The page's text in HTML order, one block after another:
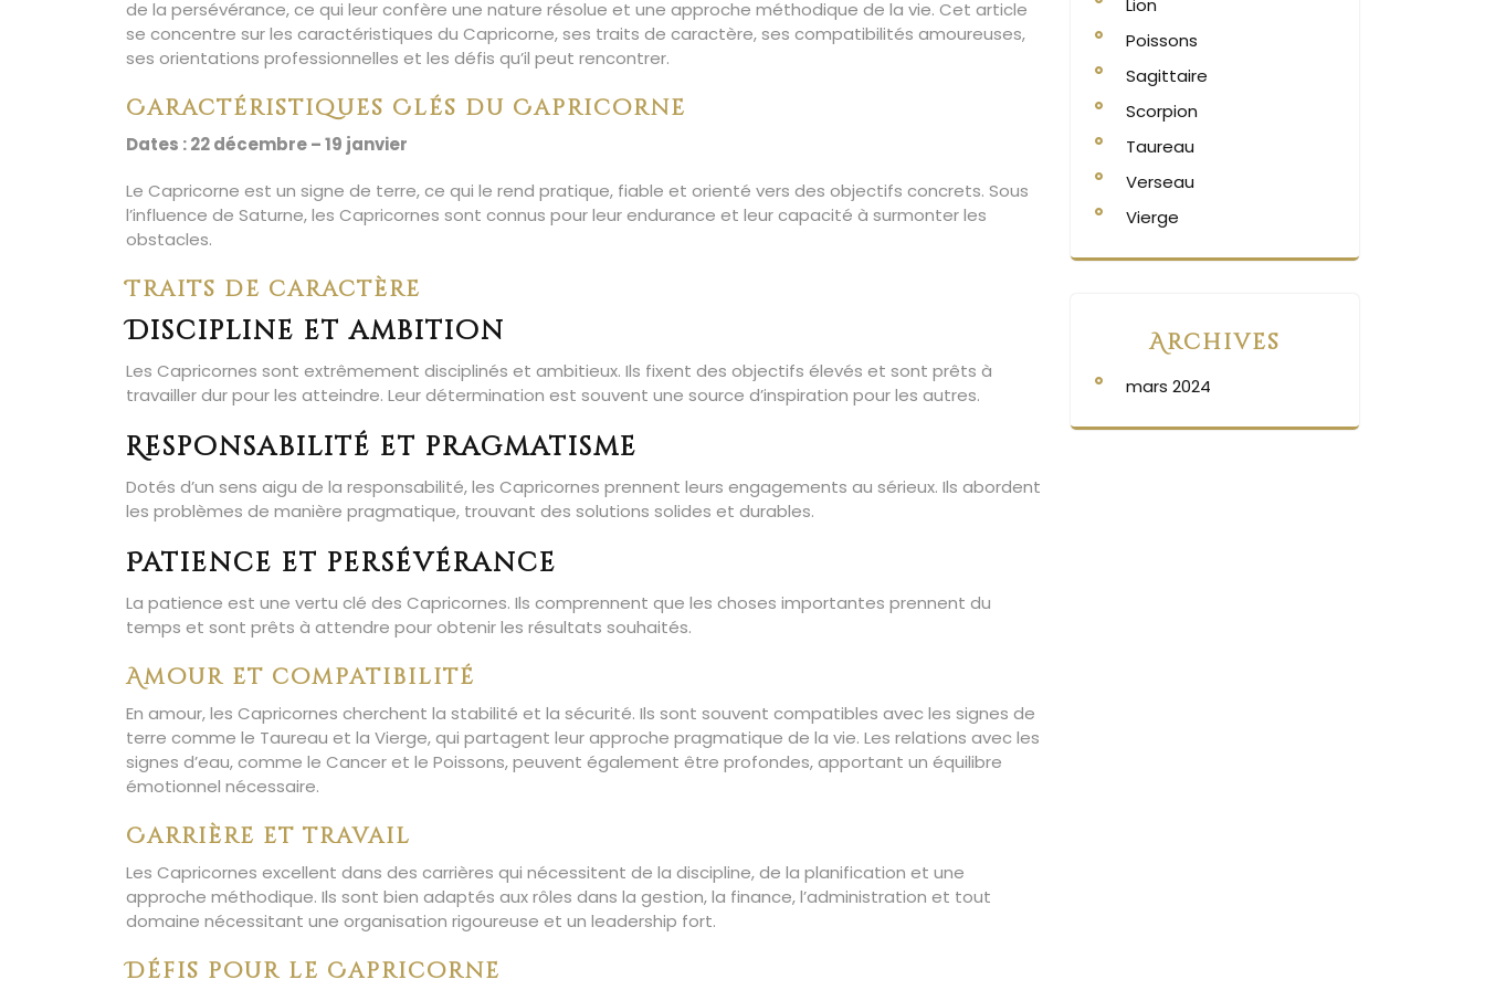
de la persévérance, ce qui leur confère une nature résolue et une approche méthodique de la vie. Cet article
se concentre sur les caractéristiques du Capricorne, ses traits de caractère, ses compatibilités amoureuses,
ses orientations professionnelles et les défis qu’il peut rencontrer.
Caractéristiques Clés du Capricorne
Dates : 22 décembre – 19 janvier
Le Capricorne est un signe de terre, ce qui le rend pratique, fiable et orienté vers des objectifs concrets. Sous
l’influence de Saturne, les Capricornes sont connus pour leur endurance et leur capacité à surmonter les
obstacles.
Traits de caractère
Discipline et ambition
Les Capricornes sont extrêmement disciplinés et ambitieux. Ils fixent des objectifs élevés et sont prêts à
travailler dur pour les atteindre. Leur détermination est souvent une source d’inspiration pour les autres.
Responsabilité et pragmatisme
Dotés d’un sens aigu de la responsabilité, les Capricornes prennent leurs engagements au sérieux. Ils abordent
les problèmes de manière pragmatique, trouvant des solutions solides et durables.
Patience et persévérance
La patience est une vertu clé des Capricornes. Ils comprennent que les choses importantes prennent du
temps et sont prêts à attendre pour obtenir les résultats souhaités.
Amour et compatibilité
En amour, les Capricornes cherchent la stabilité et la sécurité. Ils sont souvent compatibles avec les signes de
terre comme le Taureau et la Vierge, qui partagent leur approche pragmatique de la vie. Les relations avec les
signes d’eau, comme le Cancer et le Poissons, peuvent également être profondes, apportant un équilibre
émotionnel nécessaire.
Carrière et travail
Les Capricornes excellent dans des carrières qui nécessitent de la discipline, de la planification et une
approche méthodique. Ils sont bien adaptés aux rôles dans la gestion, la finance, l’administration et tout
domaine nécessitant une organisation rigoureuse et un leadership fort.
Défis pour le Capricorne
Lion
Poissons
Sagittaire
Scorpion
Taureau
Verseau
Vierge
Archives
mars 2024